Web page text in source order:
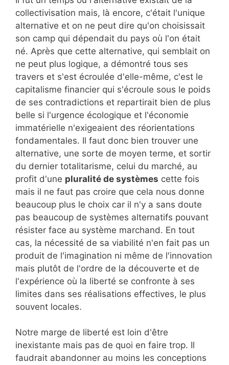
collectivisation mais, là encore, c'était l'unique
alternative et on ne peut dire qu'on choisissait
son camp qui dépendait du pays où l'on était
né. Après que cette alternative, qui semblait on
ne peut plus logique, a démontré tous ses
travers et s'est écroulée d'elle-même, c'est le
capitalisme financier qui s'écroule sous le poids
de ses contradictions et repartirait bien de plus
belle si l'urgence écologique et l'économie
immatérielle n'exigeaient des réorientations
fondamentales. Il faut donc bien trouver une
alternative, une sorte de moyen terme, et sortir
du dernier totalitarisme, celui du marché, au
profit d'une pluralité de systèmes cette fois
mais il ne faut pas croire que cela nous donne
beaucoup plus le choix car il n'y a sans doute
pas beaucoup de systèmes alternatifs pouvant
résister face au système marchand. En tout
cas, la nécessité de sa viabilité n'en fait pas un
produit de l'imagination ni même de l'innovation
mais plutôt de l'ordre de la découverte et de
l'expérience où la liberté se confronte à ses
limites dans ses réalisations effectives, le plus
souvent locales.
Notre marge de liberté est loin d'être
inexistante mais pas de quoi en faire trop. Il
faudrait abandonner au moins les conceptions